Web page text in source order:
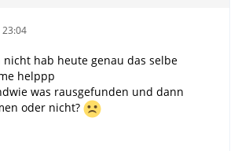
nicht hab heute genau das selbe
helppp
was rausgefunden und dann
oder nicht?